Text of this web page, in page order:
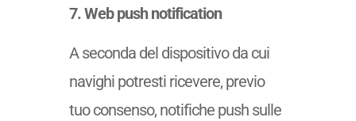
7. Web push notification
A seconda del dispositivo da cui
navighi potresti ricevere, previo
tuo consenso, notifiche push sulle